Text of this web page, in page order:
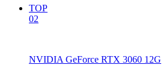
TOP
02
NVIDIA GeForce RTX 3060 12G